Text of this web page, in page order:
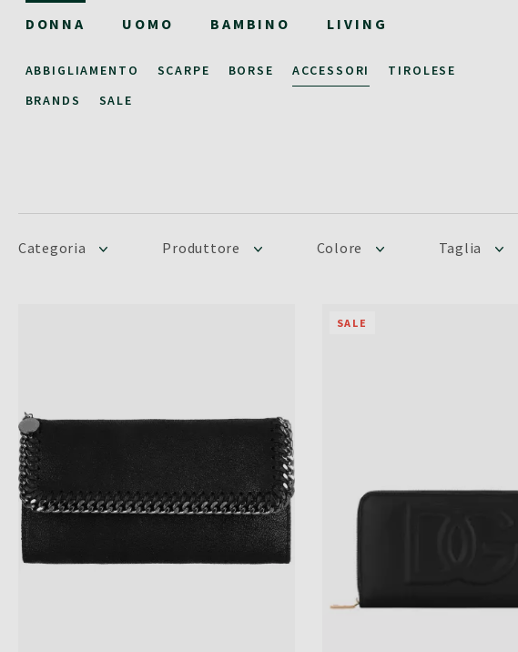
DONNA UOMO BAMBINO LIVING
ABBIGLIAMENTO SCARPE BORSE ACCESSORI
TIROLESE
BRANDS
SALE
Categoria Produttore Colore Taglia
SALE